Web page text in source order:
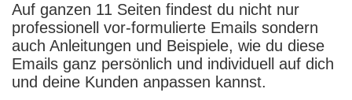
Auf ganzen 11 Seiten findest du nicht nur
professionell vor-formulierte Emails sondern
auch Anleitungen und Beispiele, wie du diese
Emails ganz persönlich und individuell auf dich
und deine Kunden anpassen kannst.